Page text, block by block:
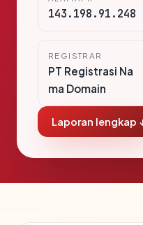
143.198.91.248
REGISTRAR
PT Registrasi Na
ma Domain
Laporan lengkap